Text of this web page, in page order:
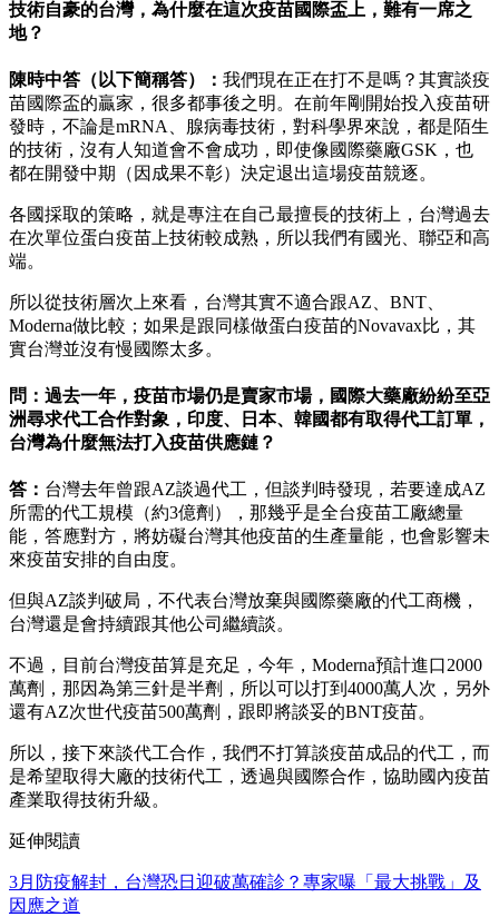
技術自豪的台灣，為什麼在這次疫苗國際盃上，難有一席之
地？
陳時中答（以下簡稱答）： 我們現在正在打不是嗎？其實談疫
苗國際盃的贏家，很多都事後之明。在前年剛開始投入疫苗研
發時，不論是mRNA、腺病毒技術，對科學界來說，都是陌生
的技術，沒有人知道會不會成功，即使像國際藥廠GSK，也
都在開發中期（因成果不彰）決定退出這場疫苗競逐。
各國採取的策略，就是專注在自己最擅長的技術上，台灣過去
在次單位蛋白疫苗上技術較成熟，所以我們有國光、聯亞和高
端。
所以從技術層次上來看，台灣其實不適合跟AZ、BNT、
Moderna做比較；如果是跟同樣做蛋白疫苗的Novavax比，其
實台灣並沒有慢國際太多。
問：過去一年，疫苗市場仍是賣家市場，國際大藥廠紛紛至亞
洲尋求代工合作對象，印度、日本、韓國都有取得代工訂單，
台灣為什麼無法打入疫苗供應鏈？
答： 台灣去年曾跟AZ談過代工，但談判時發現，若要達成AZ
所需的代工規模（約3億劑），那幾乎是全台疫苗工廠總量
能，答應對方，將妨礙台灣其他疫苗的生產量能，也會影響未
來疫苗安排的自由度。
但與AZ談判破局，不代表台灣放棄與國際藥廠的代工商機，
台灣還是會持續跟其他公司繼續談。
不過，目前台灣疫苗算是充足，今年，Moderna預計進口2000
萬劑，那因為第三針是半劑，所以可以打到4000萬人次，另外
還有AZ次世代疫苗500萬劑，跟即將談妥的BNT疫苗。
所以，接下來談代工合作，我們不打算談疫苗成品的代工，而
是希望取得大廠的技術代工，透過與國際合作，協助國內疫苗
產業取得技術升級。
延伸閱讀
3月防疫解封，台灣恐日迎破萬確診？專家曝「最大挑戰」及
因應之道